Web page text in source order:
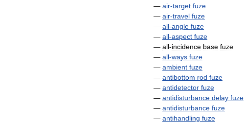
— air-target fuze
— air-travel fuze
— all-angle fuze
— all-aspect fuze
— all-incidence base fuze
— all-ways fuze
— ambient fuze
— antibottom rod fuze
— antidetector fuze
— antidisturbance delay fuze
— antidisturbance fuze
— antihandling fuze